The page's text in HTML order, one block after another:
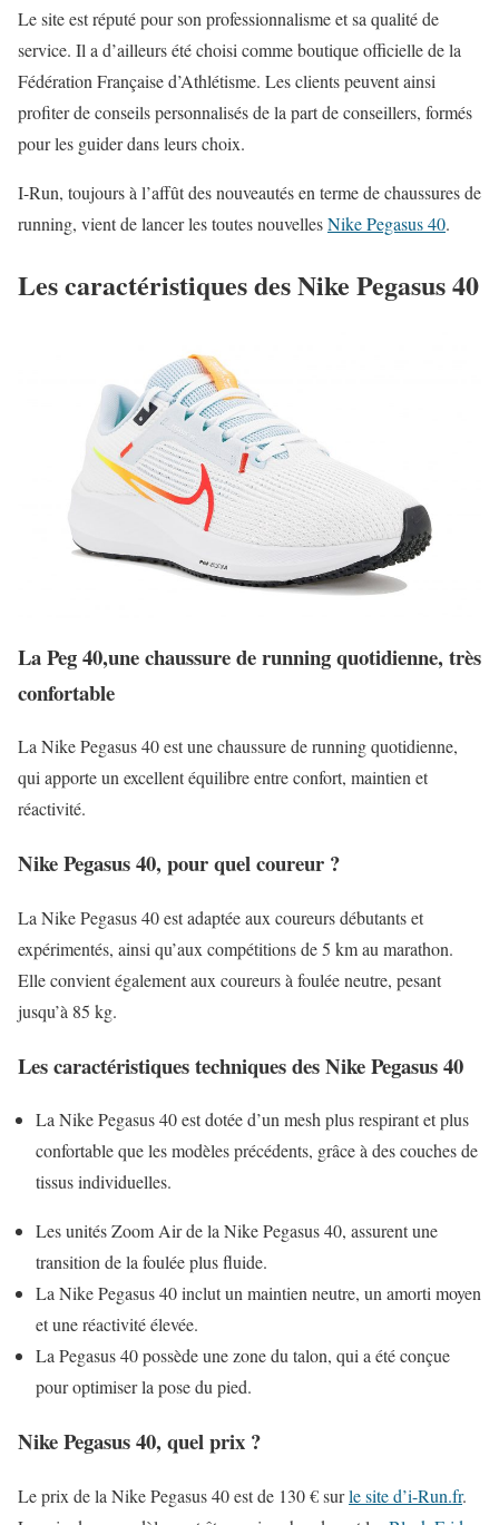
Le site est réputé pour son professionnalisme et sa qualité de
service. Il a d’ailleurs été choisi comme boutique officielle de la
Fédération Française d’Athlétisme. Les clients peuvent ainsi
profiter de conseils personnalisés de la part de conseillers, formés
pour les guider dans leurs choix.
I-Run, toujours à l’affût des nouveautés en terme de chaussures de
running, vient de lancer les toutes nouvellesNike Pegasus 40.
Les caractéristiques des Nike Pegasus 40
La Peg 40,une chaussure de running quotidienne, très
confortable
La Nike Pegasus 40 est une chaussure de running quotidienne,
qui apporte un excellent équilibre entre confort, maintien et
réactivité.
Nike Pegasus 40, pour quel coureur ?
La Nike Pegasus 40 est adaptée aux coureurs débutants et
expérimentés, ainsi qu’aux compétitions de 5 km au marathon.
Elle convient également aux coureurs à foulée neutre, pesant
jusqu’à 85 kg.
Les caractéristiques techniques des Nike Pegasus 40
La Nike Pegasus 40 est dotée d’un mesh plus respirant et plus
confortable que les modèles précédents, grâce à des couches de
tissus individuelles.
Les unités Zoom Air de la Nike Pegasus 40, assurent une
transition de la foulée plus fluide.
La Nike Pegasus 40 inclut un maintien neutre, un amorti moyen
et une réactivité élevée.
La Pegasus 40 possède une zone du talon, qui a été conçue
pour optimiser la pose du pied.
Nike Pegasus 40, quel prix ?
Le prix de la Nike Pegasus 40 est de 130 € surle site d’i-Run.fr.